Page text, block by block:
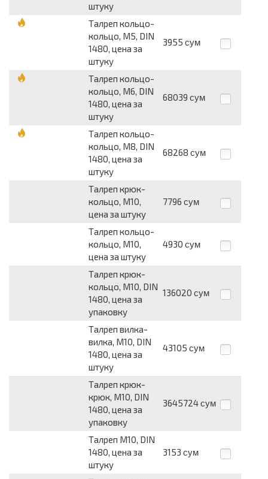
штуку
Талреп кольцо-
кольцо, М5, DIN
1480, цена за
штуку
3955 сум
Талреп кольцо-
кольцо, М6, DIN
1480, цена за
штуку
68039 сум
Талреп кольцо-
кольцо, М8, DIN
1480, цена за
штуку
68268 сум
Талреп крюк-
кольцо, М10,
цена за штуку
7796 сум
Талреп кольцо-
кольцо, М10,
цена за штуку
4930 сум
Талреп крюк-
кольцо, М10, DIN
1480, цена за
упаковку
136020 сум
Талреп вилка-
вилка, М10, DIN
1480, цена за
штуку
43105 сум
Талреп крюк-
крюк, М10, DIN
1480, цена за
упаковку
3645724 сум
Талреп М10, DIN
1480, цена за
штуку
3153 сум